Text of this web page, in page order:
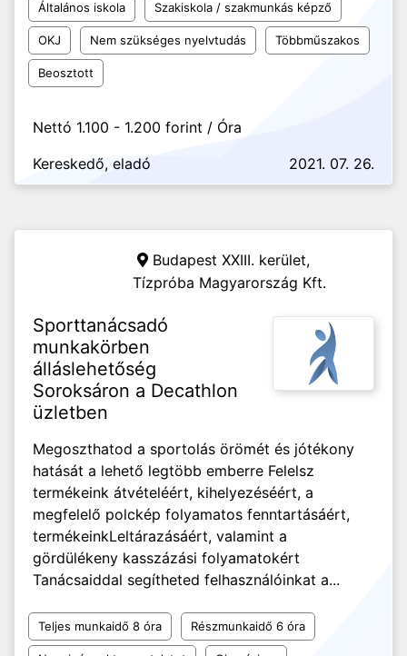
Általános iskola Szakiskola / szakmunkás képző
OKJ Nem szükséges nyelvtudás Többműszakos
Beosztott
Nettó 1.100 - 1.200 forint / Óra
Kereskedő, eladó
2021. 07. 26.
Budapest XXIII. kerület,
Tízpróba Magyarország Kft.
Sporttanácsadó
munkakörben
álláslehetőség
Soroksáron a Decathlon
üzletben
Megoszthatod a sportolás örömét és jótékony
hatását a lehető legtöbb emberre Felelsz
termékeink átvételéért, kihelyezéséért, a
megfelelő polckép folyamatos fenntartásáért,
termékeinkLeltárazásáért, valamint a
gördülékeny kasszázási folyamatokért
Tanácsaiddal segítheted felhasználóinkat a...
Teljes munkaidő 8 óra Részmunkaidő 6 óra